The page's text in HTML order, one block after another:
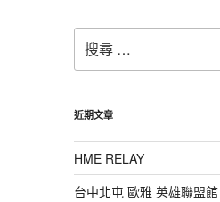
尋：
近期文章
HME RELAY
台中北屯 歐雅 英雄聯盟